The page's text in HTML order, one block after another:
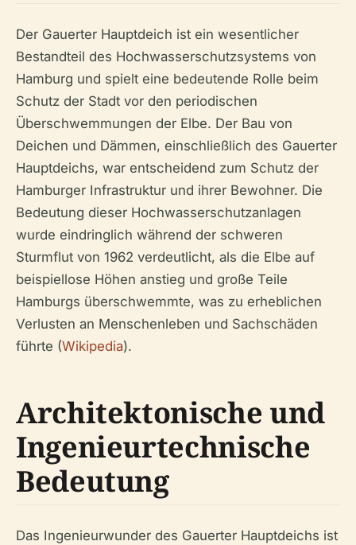
Der Gauerter Hauptdeich ist ein wesentlicher
Bestandteil des Hochwasserschutzsystems von
Hamburg und spielt eine bedeutende Rolle beim
Schutz der Stadt vor den periodischen
Überschwemmungen der Elbe. Der Bau von
Deichen und Dämmen, einschließlich des Gauerter
Hauptdeichs, war entscheidend zum Schutz der
Hamburger Infrastruktur und ihrer Bewohner. Die
Bedeutung dieser Hochwasserschutzanlagen
wurde eindringlich während der schweren
Sturmflut von 1962 verdeutlicht, als die Elbe auf
beispiellose Höhen anstieg und große Teile
Hamburgs überschwemmte, was zu erheblichen
Verlusten an Menschenleben und Sachschäden
führte (Wikipedia).
Architektonische und
Ingenieurtechnische
Bedeutung
Das Ingenieurwunder des Gauerter Hauptdeichs ist